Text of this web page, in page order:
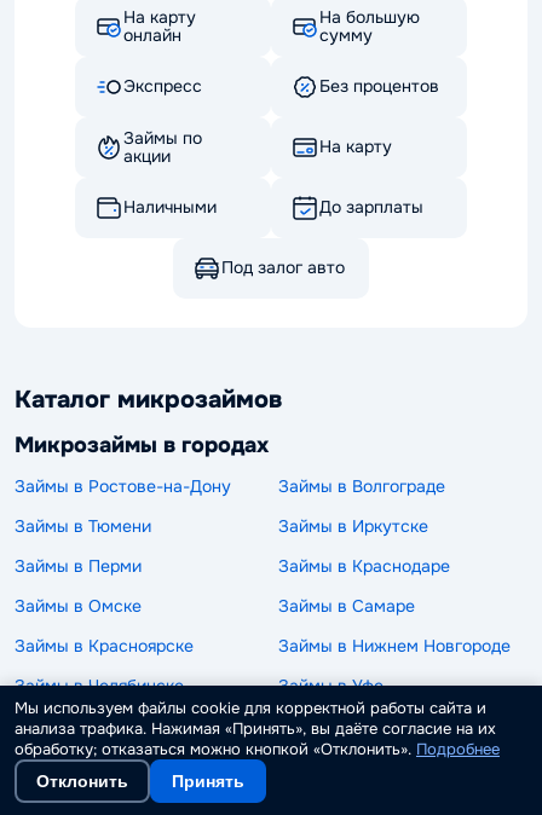
На карту
онлайн
На большую
сумму
Экспресс Без процентов
Займы по
акции
На карту
Наличными До зарплаты
Под залог авто
Каталог микрозаймов
Микрозаймы в городах
Займы в Ростове-на-Дону
Займы в Волгограде
Займы в Тюмени
Займы в Иркутске
Займы в Перми
Займы в Краснодаре
Займы в Омске
Займы в Самаре
Займы в Красноярске
Займы в Нижнем Новгороде
Займы в Челябинске
Займы в Уфе
Займы в Екатеринбурге
Займы в Казани
Займы в Новосибирске
Займы в Санкт-Петербурге
Мы используем файлы cookie для корректной работы сайта и
анализа трафика. Нажимая «Принять», вы даёте согласие на их
обработку; отказаться можно кнопкой «Отклонить». Подробнее
Отклонить Принять